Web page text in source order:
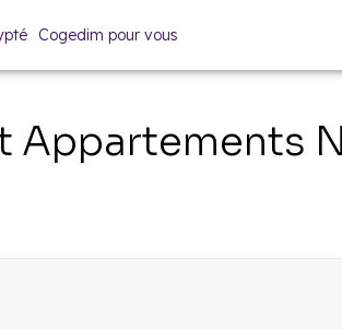
Cogedim pour vous
Appartements